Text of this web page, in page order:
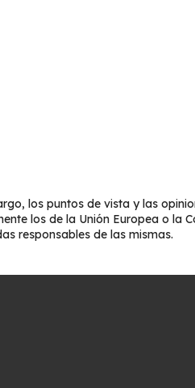
los puntos de vista y las
los de la Unión Europea o la
responsables de las mismas.